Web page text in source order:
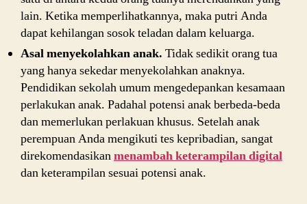
lain. Ketika memperlihatkannya, maka putri Anda
dapat kehilangan sosok teladan dalam keluarga.
Asal menyekolahkan anak. Tidak sedikit orang tua
yang hanya sekedar menyekolahkan anaknya.
Pendidikan sekolah umum mengedepankan kesamaan
perlakukan anak. Padahal potensi anak berbeda-beda
dan memerlukan perlakuan khusus. Setelah anak
perempuan Anda mengikuti tes kepribadian, sangat
direkomendasikanmenambah keterampilan digital
dan keterampilan sesuai potensi anak.